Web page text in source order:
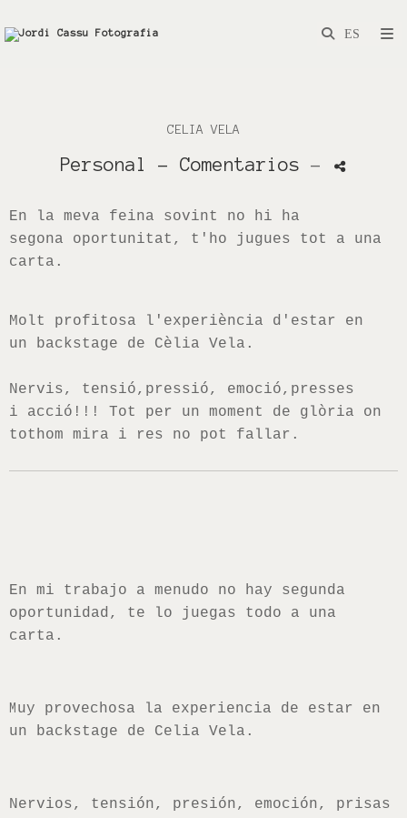
CELIA VELA
Personal - Comentarios -
En la meva feina sovint no hi ha
segona oportunitat, t'ho jugues tot a una
carta.
Molt profitosa l'experiència d'estar en
un backstage de Cèlia Vela.
Nervis, tensió,pressió, emoció,presses
i acció!!! Tot per un moment de glòria on
tothom mira i res no pot fallar.
En mi trabajo a menudo no hay segunda
oportunidad, te lo juegas todo a una
carta.
M uy provechosa la experiencia de estar en
un backstage de Celia Vela.
Nervios, tensión, presión, emoción, prisas